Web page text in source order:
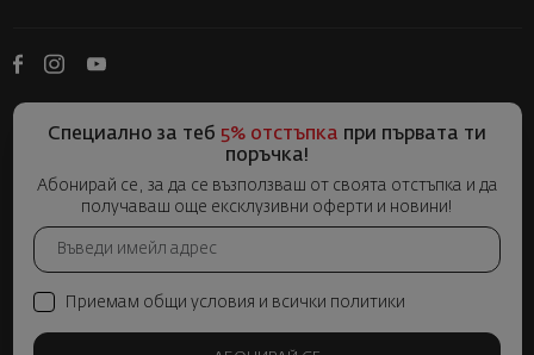
Специално за теб 5% отстъпка при първата ти
поръчка!
Абонирай се, за да се възползваш от своята отстъпка и да
получаваш още ексклузивни оферти и новини!
Приемам общи условия и всички политики